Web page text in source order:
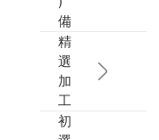
備
精
選
加
工
初